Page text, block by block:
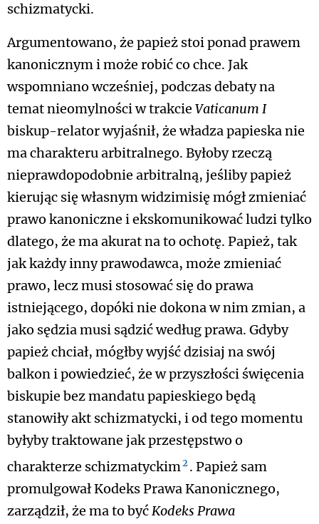
schizmatycki.
Argumentowano, że papież stoi ponad prawem
kanonicznym i może robić co chce. Jak
wspomniano wcześniej, podczas debaty na
temat nieomylności w trakcie Vaticanum I
biskup-relator wyjaśnił, że władza papieska nie
ma charakteru arbitralnego. Byłoby rzeczą
nieprawdopodobnie arbitralną, jeśliby papież
kierując się własnym widzimisię mógł zmieniać
prawo kanoniczne i ekskomunikować ludzi tylko
dlatego, że ma akurat na to ochotę. Papież, tak
jak każdy inny prawodawca, może zmieniać
prawo, lecz musi stosować się do prawa
istniejącego, dopóki nie dokona w nim zmian, a
jako sędzia musi sądzić według prawa. Gdyby
papież chciał, mógłby wyjść dzisiaj na swój
balkon i powiedzieć, że w przyszłości święcenia
biskupie bez mandatu papieskiego będą
stanowiły akt schizmatycki, i od tego momentu
byłyby traktowane jak przestępstwo o
charakterze schizmatyckim2. Papież sam
promulgował Kodeks Prawa Kanonicznego,
zarządził, że ma to byćKodeks Prawa